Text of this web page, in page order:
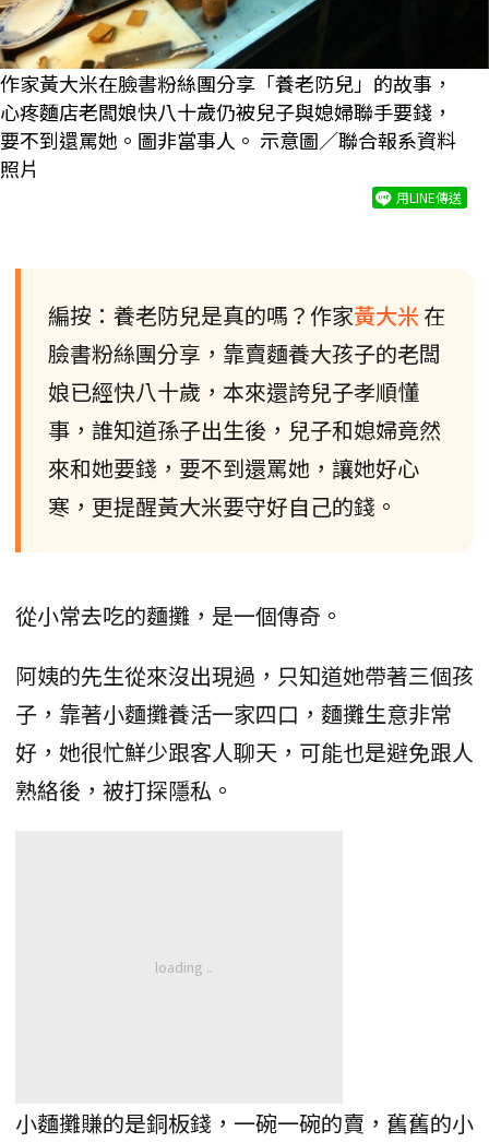
作家黃大米在臉書粉絲團分享「養老防兒」的故事，
心疼麵店老闆娘快八十歲仍被兒子與媳婦聯手要錢，
要不到還罵她。圖非當事人。 示意圖／聯合報系資料
照片
用LINE傳送
編按：養老防兒是真的嗎？作家黃大米 在
臉書粉絲團分享，靠賣麵養大孩子的老闆
娘已經快八十歲，本來還誇兒子孝順懂
事，誰知道孫子出生後，兒子和媳婦竟然
來和她要錢，要不到還罵她，讓她好心
寒，更提醒黃大米要守好自己的錢。
從小常去吃的麵攤，是一個傳奇。
阿姨的先生從來沒出現過，只知道她帶著三個孩
子，靠著小麵攤養活一家四口，麵攤生意非常
好，她很忙鮮少跟客人聊天，可能也是避免跟人
熟絡後，被打探隱私。
小麵攤賺的是銅板錢，一碗一碗的賣，舊舊的小